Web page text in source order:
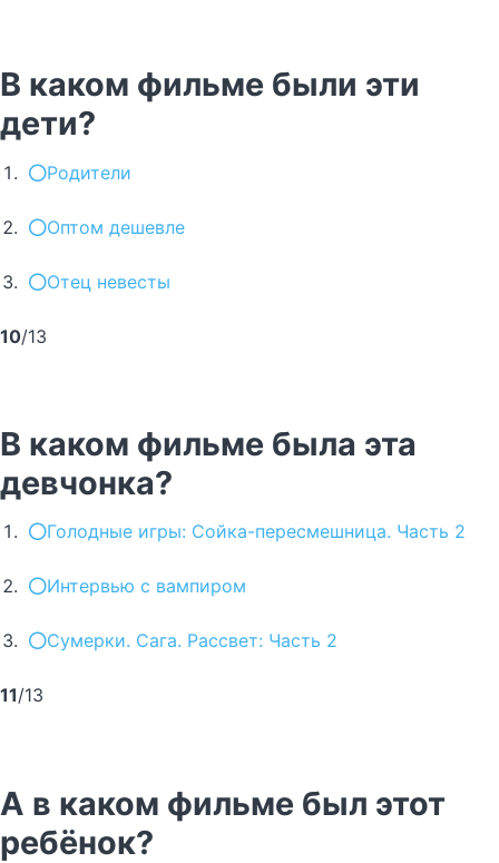
В каком фильме были эти
дети?
Родители
Оптом дешевле
Отец невесты
10/13
В каком фильме была эта
девчонка?
Голодные игры: Сойка-пересмешница. Часть 2
Интервью с вампиром
Сумерки. Сага. Рассвет: Часть 2
11/13
А в каком фильме был этот
ребёнок?